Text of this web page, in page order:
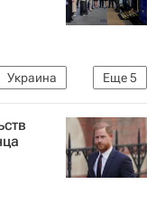
Еще5
Украина